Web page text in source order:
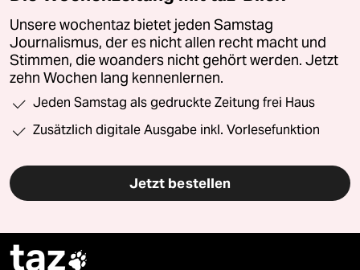
Unsere wochentaz bietet jeden Samstag
Journalismus, der es nicht allen recht macht und
Stimmen, die woanders nicht gehört werden. Jetzt
zehn Wochen lang kennenlernen.
Jeden Samstag als gedruckte Zeitung frei Haus
Zusätzlich digitale Ausgabe inkl. Vorlesefunktion
Jetzt bestellen
taz